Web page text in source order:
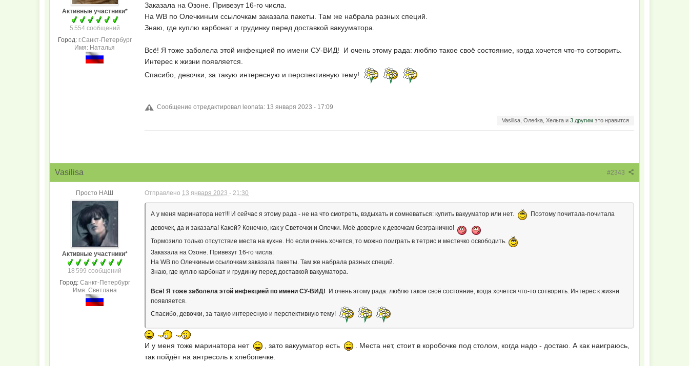
Активные участники*
5 554 сообщений
Город: г.Санкт-Петербург
Имя: Наталья
Заказала на Озоне. Привезут 16-го числа.
На WB по Олечкиным ссылочкам заказала пакеты. Там же набрала разных специй.
Знаю, где куплю карбонат и грудинку перед доставкой вакууматора.
Всё! Я тоже заболела этой инфекцией по имени СУ-ВИД! И очень этому рада: люблю такое своё состояние, когда хочется что-то сотворить.
Интерес к жизни появляется.
Спасибо, девочки, за такую интересную и перспективную тему!
Сообщение отредактировал leonata: 13 января 2023 - 17:09
Vasilisa, Оле4ка, Хельга и 3 другим это нравится
#2343
Vasilisa
Просто НАШ
Активные участники*
18 599 сообщений
Город: Санкт-Петербург
Имя: Светлана
Отправлено 13 января 2023 - 21:30
А у меня маринатора нет!!! И сейчас я этому рада - не на что смотреть, вздыхать и сомневаться: купить вакууматор или нет.
Поэтому почитала-почитала
девочек, да и заказала! Какой? Конечно, как у Светочки и Олечки. Моё доверие к девочкам безгранично!
Тормозило только отсутствие места на кухне. Но если очень хочется, то можно поиграть в тетрис и местечко освободить.
Заказала на Озоне. Привезут 16-го числа.
На WB по Олечкиным ссылочкам заказала пакеты. Там же набрала разных специй.
Знаю, где куплю карбонат и грудинку перед доставкой вакууматора.
Всё! Я тоже заболела этой инфекцией по имени СУ-ВИД! И очень этому рада: люблю такое своё состояние, когда хочется что-то сотворить. Интерес к жизни
появляется.
Спасибо, девочки, за такую интересную и перспективную тему!
И у меня тоже маринатора нет , зато вакууматор есть
. Места нет, стоит в коробочке под столом, когда надо - достаю. А как наиграюсь,
так пойдёт на антресоль к хлебопечке.